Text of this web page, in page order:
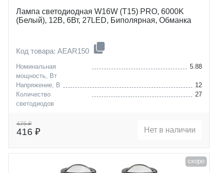
Лампа светодиодная W16W (T15) PRO, 6000K
(Белый), 12В, 6Вт, 27LED, Биполярная, Обманка
Код товара: AEAR150
Номинальная
мощность, Вт
5.88
Напряжение, В
12
Количество
светодиодов
27
475 ₽
416 ₽ Нет в наличии
скоро